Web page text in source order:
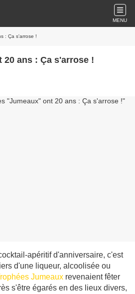
MENU
: Ça s'arrose !
ans : Ça s'arrose !
apéritif d'anniversaire, c'est
d'une liqueur, alcoolisée ou
Jumeaux revenaient fêter
s'être égarés en des lieux divers,